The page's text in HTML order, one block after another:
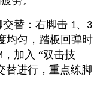
交替：右脚击 1、 3
均匀，踏板回弹时
，加入 “双击技
替进行，重点练脚